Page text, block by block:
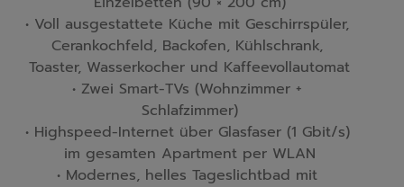
• Voll ausgestattete Küche mit Geschirrspüler,
Cerankochfeld, Backofen, Kühlschrank,
Toaster, Wasserkocher und Kaffeevollautomat
• Zwei Smart-TVs (Wohnzimmer +
Schlafzimmer)
• Highspeed-Internet über Glasfaser (1 Gbit/s)
im gesamten Apartment per WLAN
• Modernes, helles Tageslichtbad mit